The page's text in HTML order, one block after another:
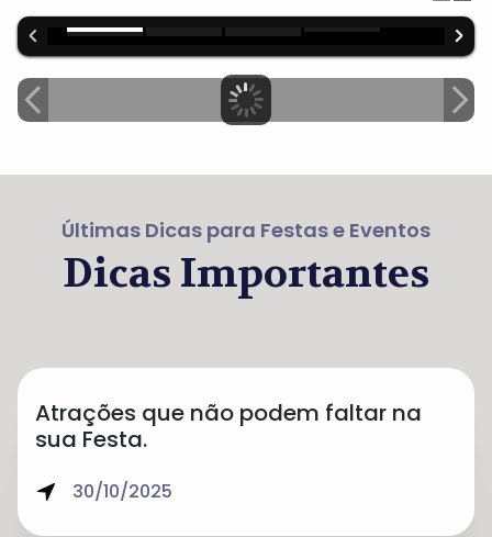
Últimas Dicas para Festas e Eventos
Dicas Importantes
Atrações que não podem faltar na
sua Festa.
30/10/2025